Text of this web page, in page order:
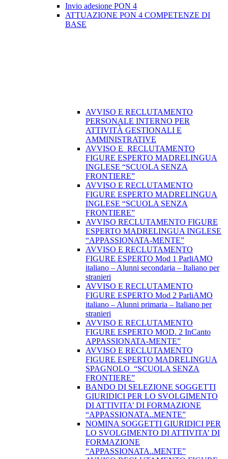
Invio adesione PON 4
ATTUAZIONE PON 4 COMPETENZE DI
BASE
AVVISO E RECLUTAMENTO
PERSONALE INTERNO PER
ATTIVITÀ GESTIONALI E
AMMINISTRATIVE
AVVISO E RECLUTAMENTO
FIGURE ESPERTO MADRELINGUA
INGLESE “SCUOLA SENZA
FRONTIERE”
AVVISO E RECLUTAMENTO
FIGURE ESPERTO MADRELINGUA
INGLESE “SCUOLA SENZA
FRONTIERE”
AVVISO RECLUTAMENTO FIGURE
ESPERTO MADRELINGUA INGLESE
“APPASSIONATA-MENTE”
AVVISO E RECLUTAMENTO
FIGURE ESPERTO Mod 1 ParliAMO
italiano – Alunni secondaria – Italiano per
stranieri
AVVISO E RECLUTAMENTO
FIGURE ESPERTO Mod 2 ParliAMO
italiano – Alunni primaria – Italiano per
stranieri
AVVISO E RECLUTAMENTO
FIGURE ESPERTO MOD. 2 InCanto
APPASSIONATA-MENTE”
AVVISO E RECLUTAMENTO
FIGURE ESPERTO MADRELINGUA
SPAGNOLO “SCUOLA SENZA
FRONTIERE”
BANDO DI SELEZIONE SOGGETTI
GIURIDICI PER LO SVOLGIMENTO
DI ATTIVITA’ DI FORMAZIONE
“APPASSIONATA..MENTE”
NOMINA SOGGETTI GIURIDICI PER
LO SVOLGIMENTO DI ATTIVITA’ DI
FORMAZIONE
“APPASSIONATA..MENTE”